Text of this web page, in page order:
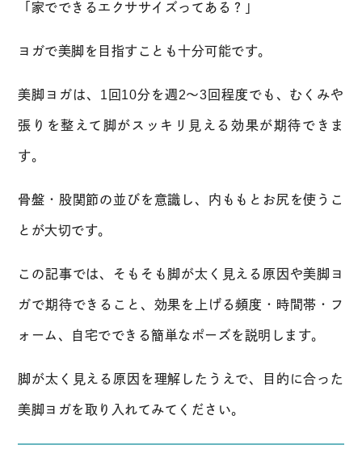
「家でできるエクササイズってある？」
ヨガで美脚を目指すことも十分可能です。
美脚ヨガは、1回10分を週2〜3回程度でも、むくみや
張りを整えて脚がスッキリ見える効果が期待できま
す。
骨盤・股関節の並びを意識し、内ももとお尻を使うこ
とが大切です。
この記事では、そもそも脚が太く見える原因や美脚ヨ
ガで期待できること、効果を上げる頻度・時間帯・フ
ォーム、自宅でできる簡単なポーズを説明します。
脚が太く見える原因を理解したうえで、目的に合った
美脚ヨガを取り入れてみてください。